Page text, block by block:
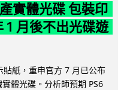
實體光碟 包裝印
月後不出光碟遊
貼紙，重申官方 7 月已公布
體光碟。分析師預期 PS6